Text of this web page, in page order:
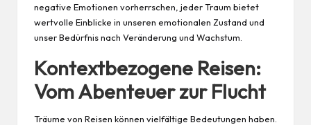
negative Emotionen vorherrschen, jeder Traum bietet
wertvolle Einblicke in unseren emotionalen Zustand und
unser Bedürfnis nach Veränderung und Wachstum.
Kontextbezogene Reisen:
Vom Abenteuer zur Flucht
Träume von Reisen können vielfältige Bedeutungen haben.